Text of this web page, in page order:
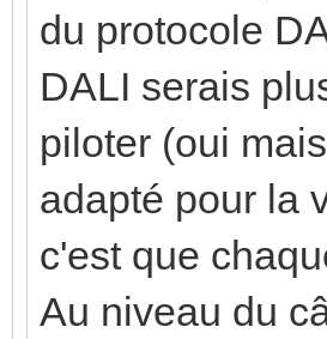
du protocole
DALI serais
piloter (oui
adapté pour la
c'est que
Au niveau du